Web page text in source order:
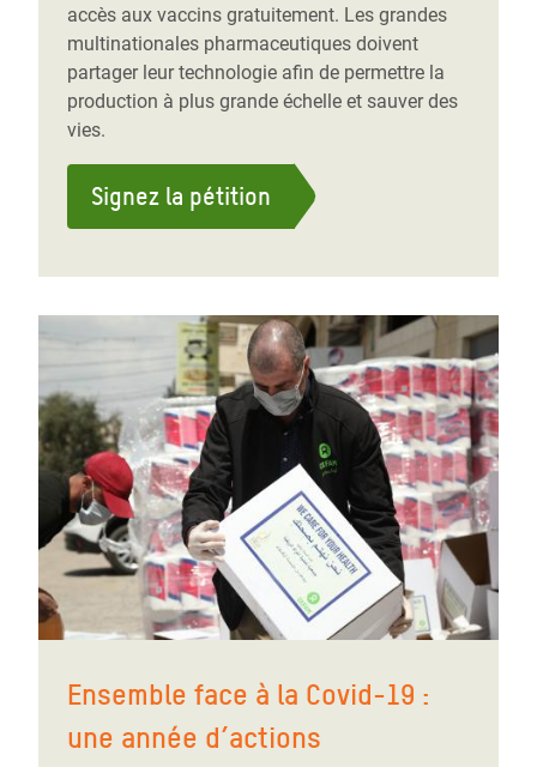
accès aux vaccins gratuitement. Les grandes
multinationales pharmaceutiques doivent
partager leur technologie afin de permettre la
production à plus grande échelle et sauver des
vies.
Signez la pétition
Ensemble face à la Covid-19 :
une année d’actions